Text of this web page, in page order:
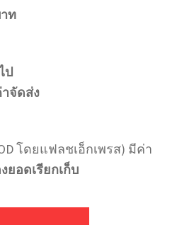
ท
ป
จัดส่ง
โดยแฟลชเอ็กเพรส) มีค่า
ยอดเรียกเก็บ